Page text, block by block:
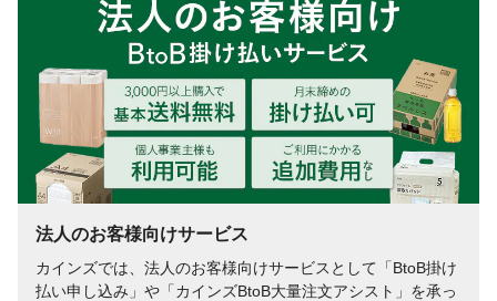
法人のお客様向けサービス
カインズでは、法人のお客様向けサービスとして「BtoB掛け
払い申し込み」や「カインズBtoB大量注文アシスト」を承っ